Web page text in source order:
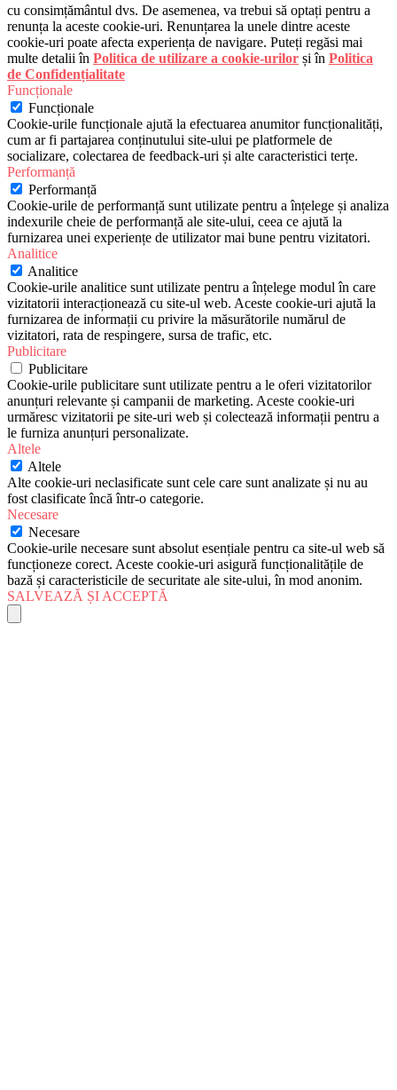
cu consimțământul dvs. De asemenea, va trebui să optați pentru a
renunța la aceste cookie-uri. Renunțarea la unele dintre aceste
cookie-uri poate afecta experiența de navigare. Puteți regăsi mai
multe detalii în Politica de utilizare a cookie-urilor și în Politica
de Confidențialitate
Funcționale
Funcționale
Cookie-urile funcționale ajută la efectuarea anumitor funcționalități,
cum ar fi partajarea conținutului site-ului pe platformele de
socializare, colectarea de feedback-uri și alte caracteristici terțe.
Performanță
Performanță
Cookie-urile de performanță sunt utilizate pentru a înțelege și analiza
indexurile cheie de performanță ale site-ului, ceea ce ajută la
furnizarea unei experiențe de utilizator mai bune pentru vizitatori.
Analitice
Analitice
Cookie-urile analitice sunt utilizate pentru a înțelege modul în care
vizitatorii interacționează cu site-ul web. Aceste cookie-uri ajută la
furnizarea de informații cu privire la măsurătorile numărul de
vizitatori, rata de respingere, sursa de trafic, etc.
Publicitare
Publicitare
Cookie-urile publicitare sunt utilizate pentru a le oferi vizitatorilor
anunțuri relevante și campanii de marketing. Aceste cookie-uri
urmăresc vizitatorii pe site-uri web și colectează informații pentru a
le furniza anunțuri personalizate.
Altele
Altele
Alte cookie-uri neclasificate sunt cele care sunt analizate și nu au
fost clasificate încă într-o categorie.
Necesare
Necesare
Cookie-urile necesare sunt absolut esențiale pentru ca site-ul web să
funcționeze corect. Aceste cookie-uri asigură funcționalitățile de
bază și caracteristicile de securitate ale site-ului, în mod anonim.
SALVEAZĂ ȘI ACCEPTĂ